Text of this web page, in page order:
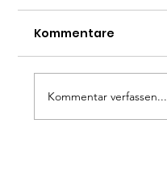
Kommentare
Kommentar verfassen...